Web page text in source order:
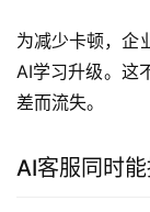
为减少卡顿，企
AI学习升级。这
差而流失。
AI客服同时能